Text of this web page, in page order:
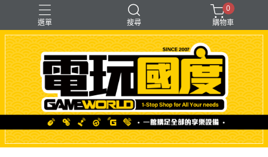
選單 搜尋
「遊戲」多人同樂 【PS＋PC用】賽模
〖直驅式〗基座
F1形式
支架【可收折】
0
購物車